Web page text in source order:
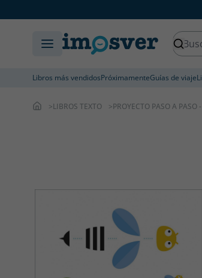
Libros más vendidosPróximamenteGuías de viaje
LIBROS TEXTO PROYECTO PASO A